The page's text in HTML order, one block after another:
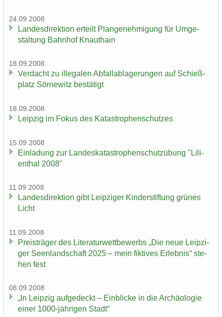
24.09.2008
Lan­des­di­rek­ti­on er­teilt Plan­ge­neh­mi­gung für Um­ge­
stal­tung Bahn­hof Knaut­hain
18.09.2008
Ver­dacht zu il­le­ga­len Ab­fall­ab­la­ge­run­gen auf Schieß­
platz Sör­ne­witz be­stä­tigt
18.09.2008
Leip­zig im Fokus des Ka­ta­stro­phen­schut­zes
15.09.2008
Ein­la­dung zur Lan­des­ka­ta­stro­phen­schutz­übung "Li­li­
en­thal 2008"
11.09.2008
Lan­des­di­rek­ti­on gibt Leip­zi­ger Kin­der­stif­tung grü­nes
Licht
11.09.2008
Preis­trä­ger des Li­te­ra­tur­wett­be­werbs „Die neue Leip­zi­
ger Se­en­land­schaft 2025 – mein fik­ti­ves Er­leb­nis“ ste­
hen fest
08.09.2008
„In Leip­zig auf­ge­deckt – Ein­bli­cke in die Ar­chäo­lo­gie
einer 1000-​jährigen Stadt“